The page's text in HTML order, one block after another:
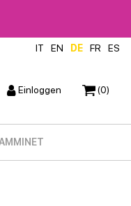
IT EN DE FR ES
Einloggen (0)